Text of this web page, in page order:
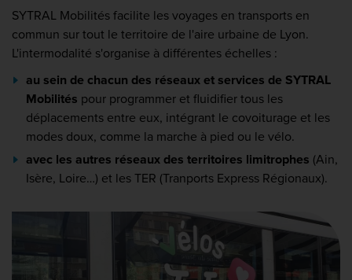
SYTRAL Mobilités facilite les voyages en transports en
commun sur tout le territoire de l'aire urbaine de Lyon.
L'intermodalité s'organise à différentes échelles :
au sein de chacun des réseaux et services de SYTRAL
Mobilités pour programmer et fluidifier tous les
déplacements entre eux, intégrant le covoiturage et les
modes doux, comme la marche à pied ou le vélo.
avec les autres réseaux des territoires limitrophes (Ain,
Isère, Loire…) et les TER (Tranports Express Régionaux).